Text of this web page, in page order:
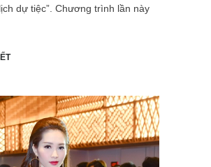
dự tiệc”. Chương trình lần này